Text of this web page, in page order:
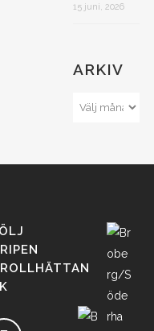
15 juni, 2026
ARKIV